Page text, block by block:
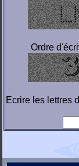
Ordre
Ecrire les lettres